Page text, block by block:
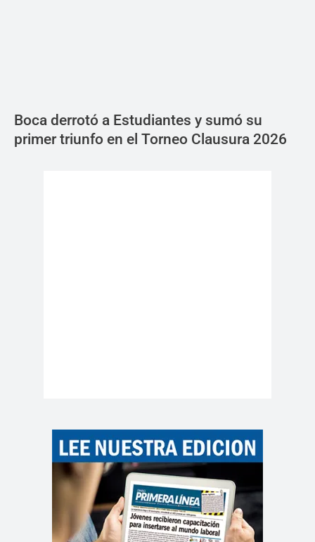
Boca derrotó a Estudiantes y sumó su
primer triunfo en el Torneo Clausura 2026